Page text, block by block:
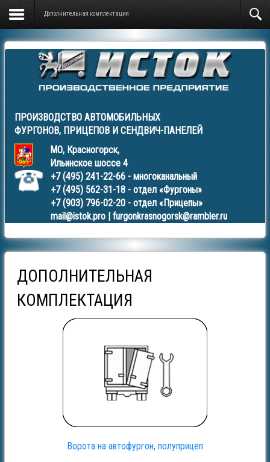
Дополнительная комплектация
ПРОИЗВОДСТВО АВТОМОБИЛЬНЫХ
ФУРГОНОВ, ПРИЦЕПОВ И СЕНДВИЧ-ПАНЕЛЕЙ
МО, Красногорск,
Ильинское шоссе 4
+7 (495) 241-22-66 - многоканальный
+7 (495) 562-31-18 - отдел «Фургоны»
+7 (903) 796-02-20 - отдел «Прицепы»
mail@istok.pro
furgonkrasnogorsk@rambler.ru
ДОПОЛНИТЕЛЬНАЯ
КОМПЛЕКТАЦИЯ
Ворота на автофургон, полуприцеп